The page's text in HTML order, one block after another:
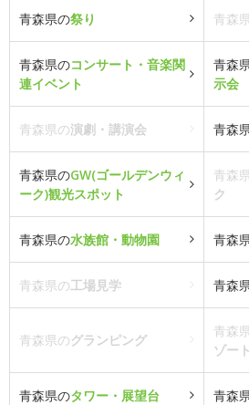
青森県の祭り 青森
青森県のコンサート・音楽関
連イベント
青森
示会
青森県の演劇・講演会 青森
青森県のGW(ゴールデンウィ
ーク)観光スポット
青森
ク
青森県の水族館・動物園 青森
青森県の工場見学 青森
青森県のグランピング
青森
ゾー
青森県のタワー・展望台 青森